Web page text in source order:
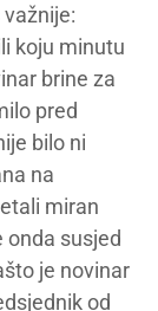
koju minutu
brine za
pred
bilo ni
na
miran
onda susjed
je novinar
od